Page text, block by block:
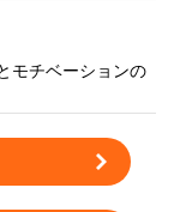
モチベーションの